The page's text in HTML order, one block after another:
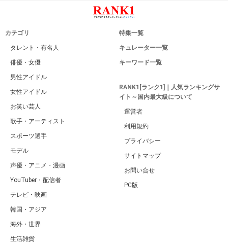
カテゴリ
タレント・有名人
俳優・女優
男性アイドル
女性アイドル
お笑い芸人
歌手・アーティスト
スポーツ選手
モデル
声優・アニメ・漫画
YouTuber・配信者
テレビ・映画
韓国・アジア
海外・世界
生活雑貨
特集一覧
キュレーター一覧
キーワード一覧
RANK1[ランク1]｜人気ランキングサ
イト～国内最大級について
運営者
利用規約
プライバシー
サイトマップ
お問い合せ
PC版